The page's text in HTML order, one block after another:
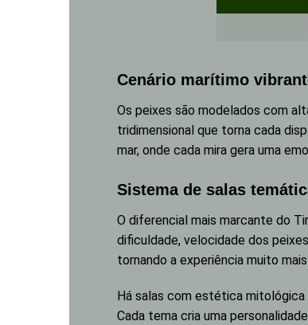
Cenário marítimo
Os peixes são modelados com
tridimensional que torna cada
mar, onde cada mira gera uma
Sistema de salas
O diferencial mais marcante do
dificuldade, velocidade dos
tornando a experiência muito
Há salas com estética
Cada tema cria uma